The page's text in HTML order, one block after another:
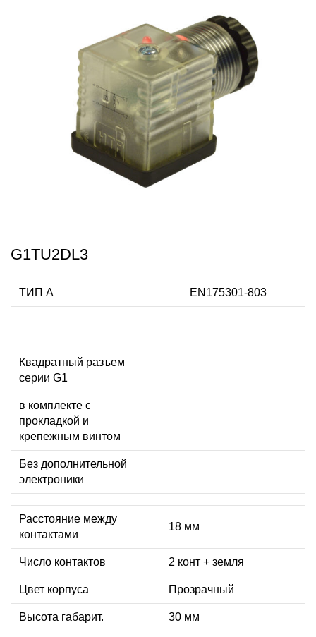
G1TU2DL3
ТИП А EN175301-803
Квадратный разъем
серии G1
в комплекте с
прокладкой и
крепежным винтом
Без дополнительной
электроники
Расстояние между
контактами
18 мм
Число контактов 2 конт + земля
Цвет корпуса Прозрачный
Высота габарит. 30 мм